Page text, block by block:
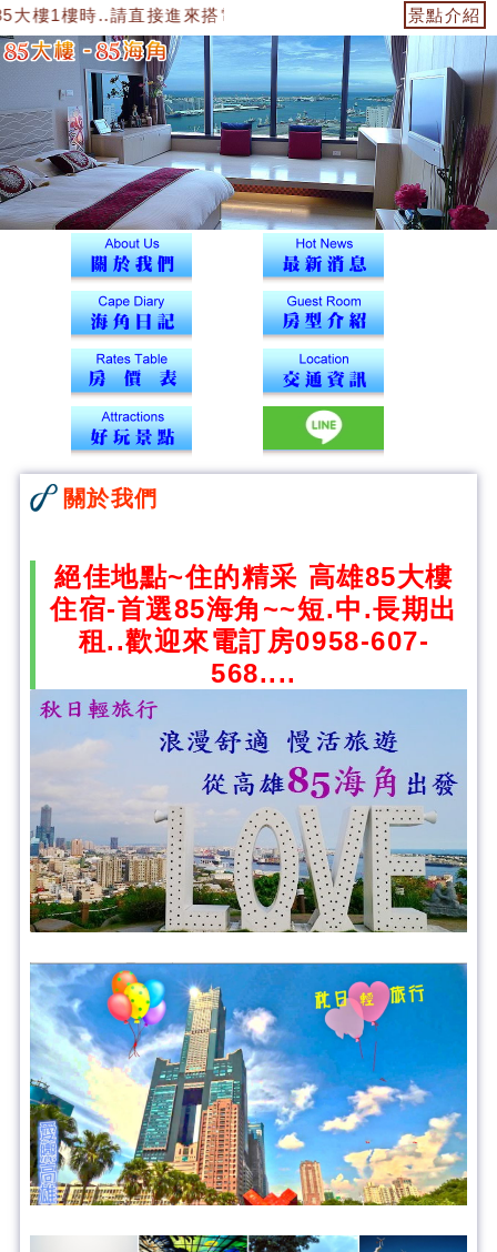
1樓時..請直接進來搭電梯到12樓43號海角辦公室找我們
景點介紹
關於我們
絕佳地點~住的精采 高雄85大樓
住宿-首選85海角~~短.中.長期出
租..歡迎來電訂房0958-607-
568....